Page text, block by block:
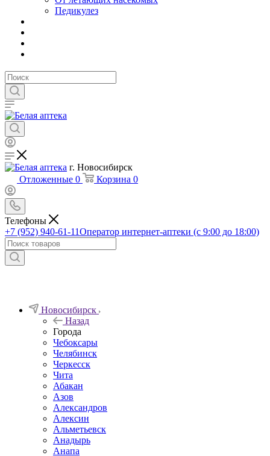
Педикулез
г. Новосибирск
Отложенные 0 Корзина 0
Телефоны
+7 (952) 940-61-11Оператор интернет-аптеки (с 9:00 до 18:00)
Новосибирск
Назад
Города
Чебоксары
Челябинск
Черкесск
Чита
Абакан
Азов
Александров
Алексин
Альметьевск
Анадырь
Анапа